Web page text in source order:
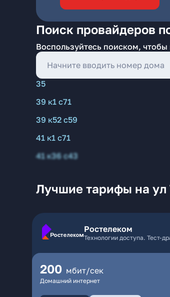
Поиск провайдеров
Воспользуйтесь поиском,
35
39 к1 с71
39 к52 с59
41 к1 с71
41 к36 с43
Лучшие тарифы на ул
Ростелеком
Технологии доступа. Тест-
200 мбит/сек
Домашний интернет